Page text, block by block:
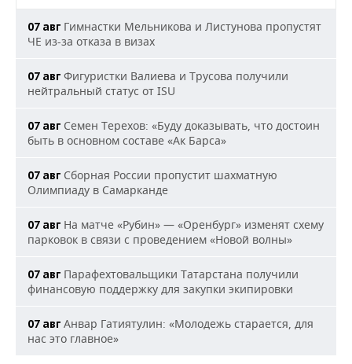
07 авг Гимнастки Мельникова и Листунова пропустят
ЧЕ из-за отказа в визах
07 авг Фигуристки Валиева и Трусова получили
нейтральный статус от ISU
07 авг Семен Терехов: «Буду доказывать, что достоин
быть в основном составе «Ак Барса»
07 авг Сборная России пропустит шахматную
Олимпиаду в Самарканде
07 авг На матче «Рубин» — «Оренбург» изменят схему
парковок в связи с проведением «Новой волны»
07 авг Парафехтовальщики Татарстана получили
финансовую поддержку для закупки экипировки
07 авг Анвар Гатиятулин: «Молодежь старается, для
нас это главное»